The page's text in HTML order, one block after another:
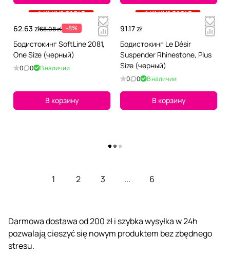
+18 показать
62.63 zł68.08 zł -8%
Бодистокинг SoftLine 2081,
One Size (черный)
0 0 В наличии
В корзину
+18 показать
91.17 zł
Бодистокинг Le Désir
Suspender Rhinestone, Plus
Size (черный)
0 0 В наличии
В корзину
Загрузить еще
1 2 3 ... 6
Darmowa dostawa od 200 zł i szybka wysyłka w 24h
pozwalają cieszyć się nowym produktem bez zbędnego
stresu.